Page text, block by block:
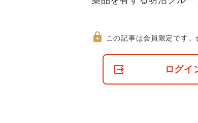
この記事は会員限定です。
ログイ